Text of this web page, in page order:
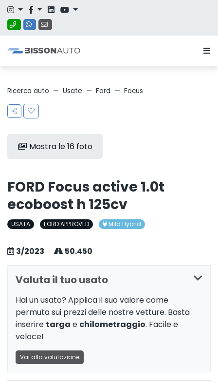
Ricerca auto Usate Ford Focus
Mostra le 16 foto
FORD Focus active 1.0t
ecoboost h 125cv
USATA FORD APPROVED Mild Hybrid
3/2023 50.450
Valuta il tuo usato
Hai un usato? Applica il suo valore come
permuta sui prezzi delle nostre vetture. Basta
inserire targa e chilometraggio. Facile e
veloce!
Vai alla valutazione